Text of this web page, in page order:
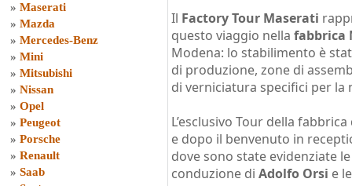
» Maserati
» Mazda
» Mercedes-Benz
» Mini
» Mitsubishi
» Nissan
» Opel
» Peugeot
» Porsche
» Renault
» Saab
Il Factory Tour Maserati
questo viaggio nella fabbrica
Modena: lo stabilimento è
di produzione, zone di
di verniciatura specifici per la
L’esclusivo Tour della
e dopo il benvenuto in
dove sono state evidenziate
conduzione di Adolfo Orsi e